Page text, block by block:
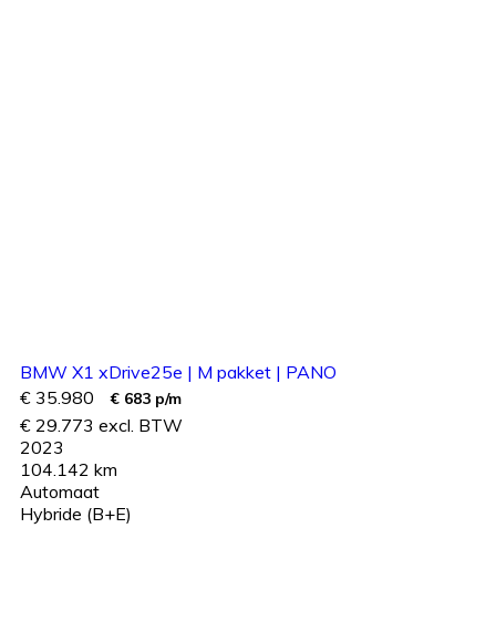
BMW X1 xDrive25e | M pakket | PANO
€ 35.980
€ 683 p/m
€ 29.773 excl. BTW
2023
104.142 km
Automaat
Hybride (B+E)